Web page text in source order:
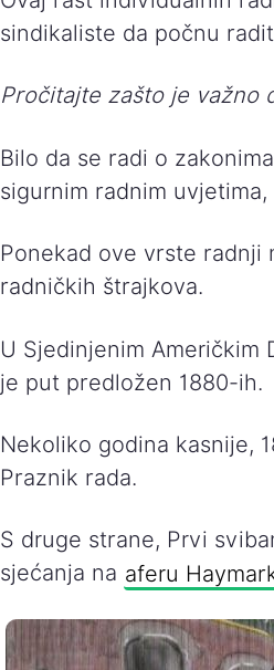
sindikaliste da počnu
Pročitajte zašto je važno
Bilo da se radi o
sigurnim radnim
Ponekad ove vrste radnji
radničkih štrajkova.
U Sjedinjenim Američkim
je put predložen 1880-ih.
Nekoliko godina kasnije,
Praznik rada.
S druge strane, Prvi
sjećanja na aferu